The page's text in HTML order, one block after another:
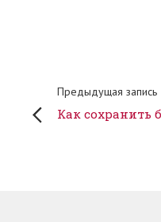
Предыдущая запись
Как сохранить